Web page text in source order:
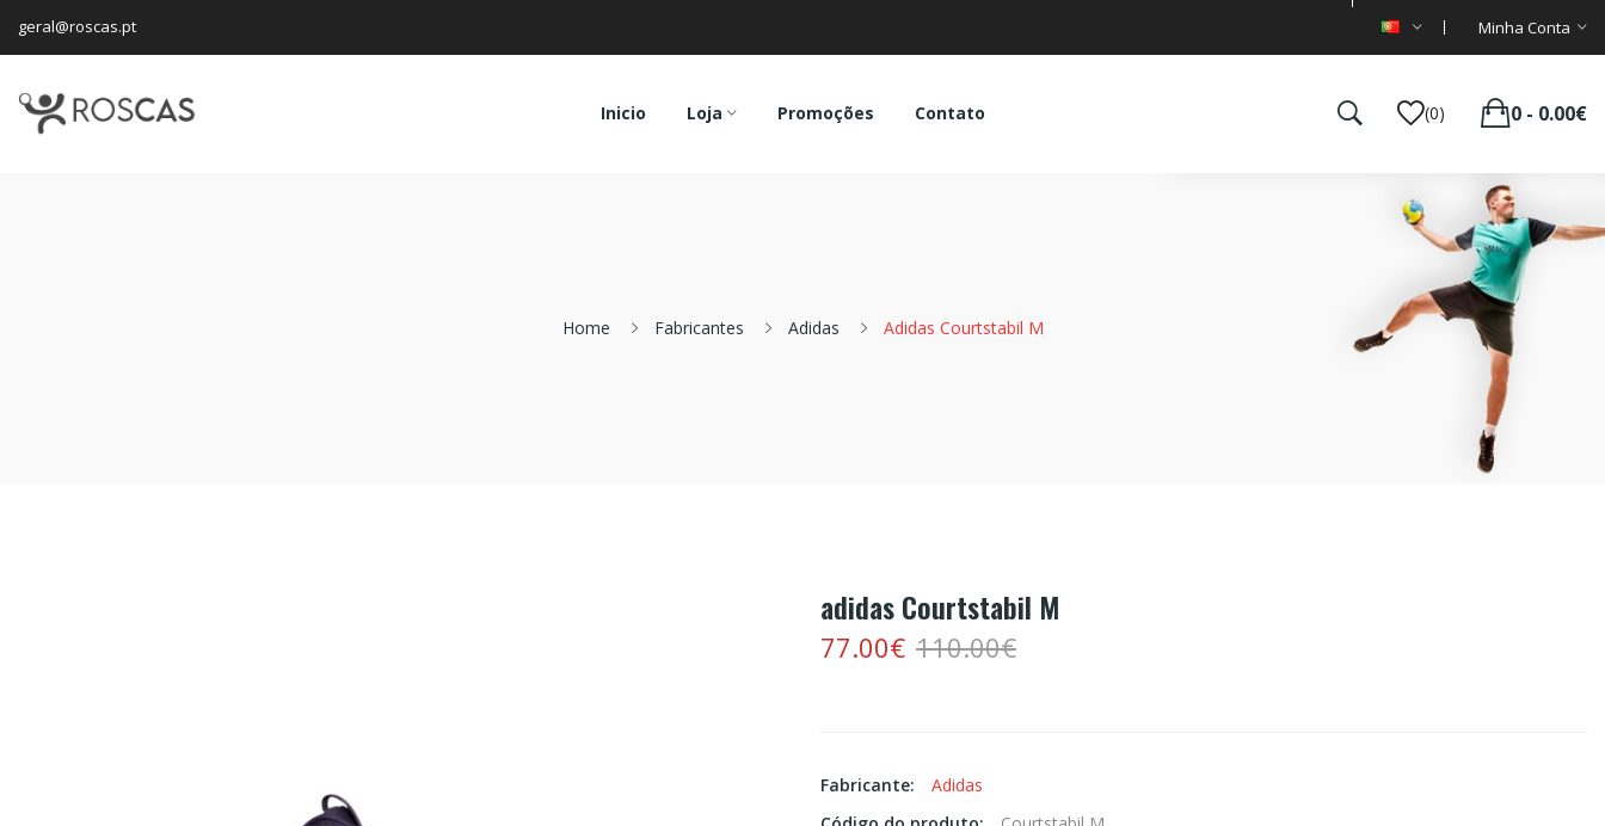
geral@roscas.pt Minha Conta
Inicio Loja Promoções Contato (0) 0 - 0.00€
Home Fabricantes Adidas Adidas Courtstabil M
adidas Courtstabil M
77.00€ 110.00€
Fabricante:
Adidas